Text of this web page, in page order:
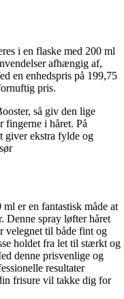
i en flaske med 200 ml
afhængig af,
en enhedspris på 199,75
pris.
så giv den lige
fingerne i håret. På
giver ekstra fylde og
er en fantastisk måde at
Denne spray løfter håret
velegnet til både fint og
holdet fra let til stærkt og
denne prisvenlige og
resultater
frisure vil takke dig for